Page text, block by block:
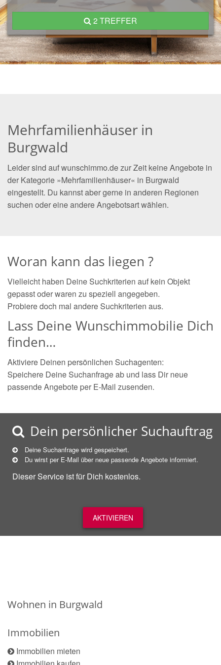
2 TREFFER
Mehrfamilienhäuser in
Burgwald
Leider sind auf wunschimmo.de zur Zeit keine Angebote in
der Kategorie »Mehrfamilienhäuser« in Burgwald
eingestellt. Du kannst aber gerne in anderen Regionen
suchen oder eine andere Angebotsart wählen.
Woran kann das liegen ?
Vielleicht haben Deine Suchkriterien auf kein Objekt
gepasst oder waren zu speziell angegeben.
Probiere doch mal andere Suchkriterien aus.
Lass Deine Wunschimmobilie Dich
finden…
Aktiviere Deinen persönlichen Suchagenten:
Speichere Deine Suchanfrage ab und lass Dir neue
passende Angebote per E-Mail zusenden.
Dein persönlicher Suchauftrag
Deine Suchanfrage wird gespeichert.
Du wirst per E-Mail über neue passende Angebote informiert.
Dieser Service ist für Dich kostenlos.
AKTIVIEREN
Wohnen in Burgwald
Immobilien
Immobilien mieten